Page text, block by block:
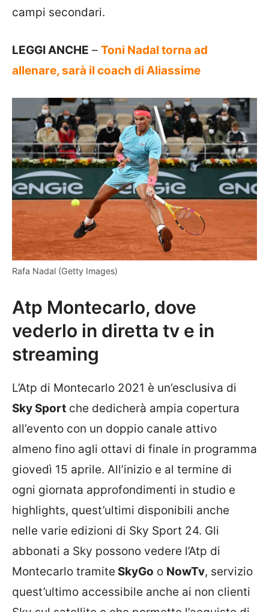
campi secondari.
LEGGI ANCHE – Toni Nadal torna ad
allenare, sarà il coach di Aliassime
Rafa Nadal (Getty Images)
Atp Montecarlo, dove
vederlo in diretta tv e in
streaming
L’Atp di Montecarlo 2021 è un’esclusiva di
Sky Sport che dedicherà ampia copertura
all’evento con un doppio canale attivo
almeno fino agli ottavi di finale in programma
giovedì 15 aprile. All’inizio e al termine di
ogni giornata approfondimenti in studio e
highlights, quest’ultimi disponibili anche
nelle varie edizioni di Sky Sport 24. Gli
abbonati a Sky possono vedere l’Atp di
Montecarlo tramite SkyGo o NowTv, servizio
quest’ultimo accessibile anche ai non clienti